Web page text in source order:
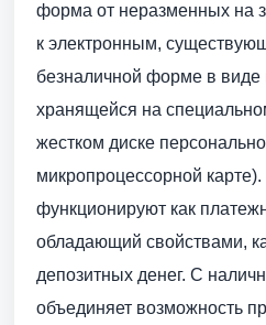
форма от неразменных на
к электронным,
безналичной форме в
хранящейся на
жестком диске
микропроцессорной
функционируют как
обладающий свойствами,
депозитных денег. С
объединяет возможность